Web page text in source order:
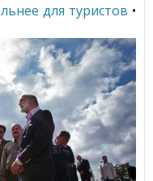
для туристов •